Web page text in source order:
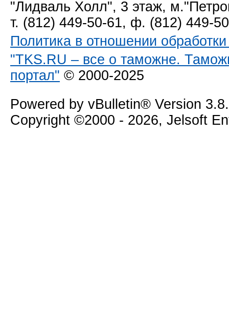
"Лидваль Холл", 3 этаж,
т. (812) 449-50-61, ф. (812) 449-
Политика в отношении
"TKS.RU – все о таможне.
портал" © 2000-2025
Powered by vBulletin® Version
Copyright ©2000 - 2026, Jelsoft